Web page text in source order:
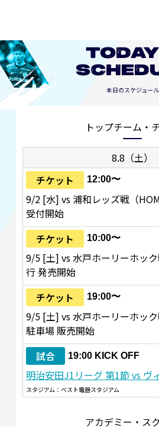
本日のスケジュール
トップチーム・
8.8（土）
チケット
12:00〜
9/2 [水] vs 浦和レッズ戦（
受付開始
チケット
10:00〜
9/5 [土] vs 水戸ホーリーホッ
行 発売開始
チケット
19:00〜
9/5 [土] vs 水戸ホーリーホッ
駐車場 販売開始
試合
19:00 KICK OFF
明治安田J1リーグ 第1節 vs ヴ
スタジアム：ベスト電器スタジアム
アカデミー・ス